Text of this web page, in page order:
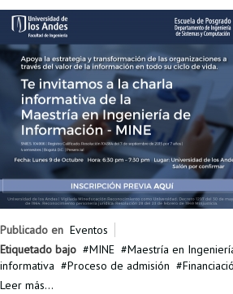
Publicado en Eventos
Etiquetado bajo
MINE Maestría en
informativa
Proceso de admisión
Leer más...